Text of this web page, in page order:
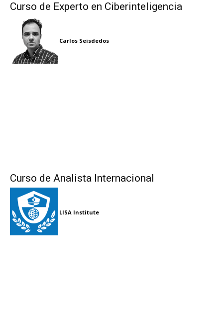
Curso de Experto en Ciberinteligencia
Carlos Seisdedos
Curso de Analista Internacional
LISA Institute